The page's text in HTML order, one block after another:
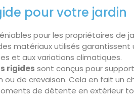
pour votre jardin
pour les propriétaires de
matériaux utilisés garantissent
et aux variations climatiques.
rigides sont conçus pour
de crevaison. Cela en fait un
de détente en extérieur